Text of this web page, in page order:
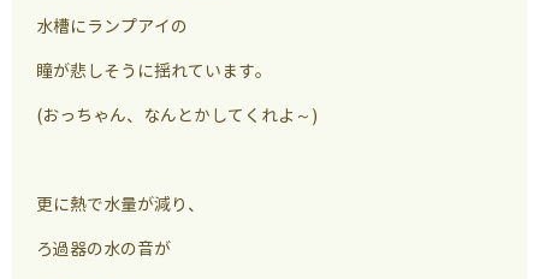
水槽にランプアイの
瞳が悲しそうに揺れています。
(おっちゃん、なんとかしてくれよ～)
更に熱で水量が減り、
ろ過器の水の音が